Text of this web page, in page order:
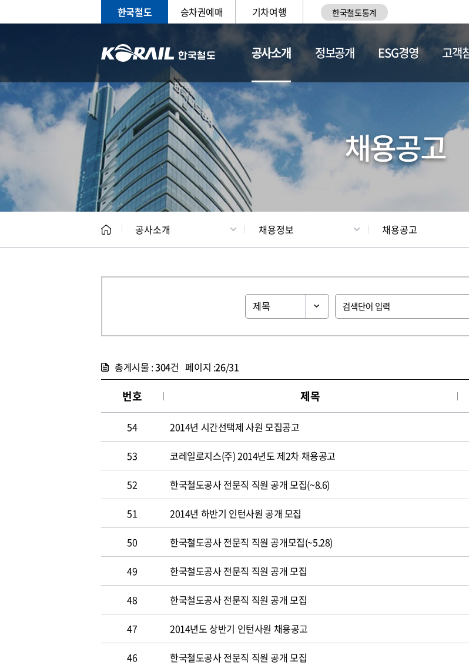
한국철도 승차권예매 기차여행 한국철도통계
공사소개
CEO 일반현황
정보공개 ESG경영 고객
채용공고
공사소개 채용정보 채용공고
총게시물 :304건 페이지 :26/31
번호 제목
54 2014년 시간선택제 사원 모집공고
53 코레일로지스(주) 2014년도 제2차 채용공고
52 한국철도공사 전문직 직원 공개 모집(~8.6)
51 2014년 하반기 인턴사원 공개 모집
50 한국철도공사 전문직 직원 공개모집(~5.28)
49 한국철도공사 전문직 직원 공개 모집
48 한국철도공사 전문직 직원 공개 모집
47 2014년도 상반기 인턴사원 채용공고
46 한국철도공사 전문직 직원 공개 모집